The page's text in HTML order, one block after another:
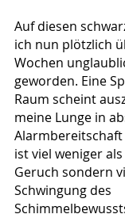
Auf diesen
ich nun plötzlich
Wochen
geworden. Eine
Raum scheint
meine Lunge in
Alarmbereitschaft
ist viel weniger
Geruch sondern
Schwingung des